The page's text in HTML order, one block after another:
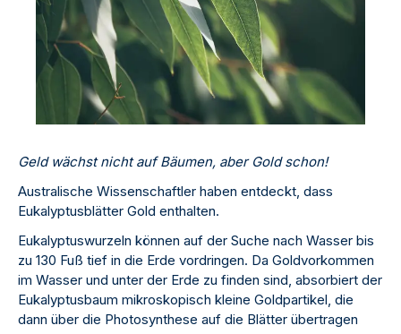
Geld wächst nicht auf Bäumen, aber Gold schon!
Australische Wissenschaftler haben entdeckt, dass
Eukalyptusblätter Gold enthalten.
Eukalyptuswurzeln können auf der Suche nach Wasser bis
zu 130 Fuß tief in die Erde vordringen. Da Goldvorkommen
im Wasser und unter der Erde zu finden sind, absorbiert der
Eukalyptusbaum mikroskopisch kleine Goldpartikel, die
dann über die Photosynthese auf die Blätter übertragen